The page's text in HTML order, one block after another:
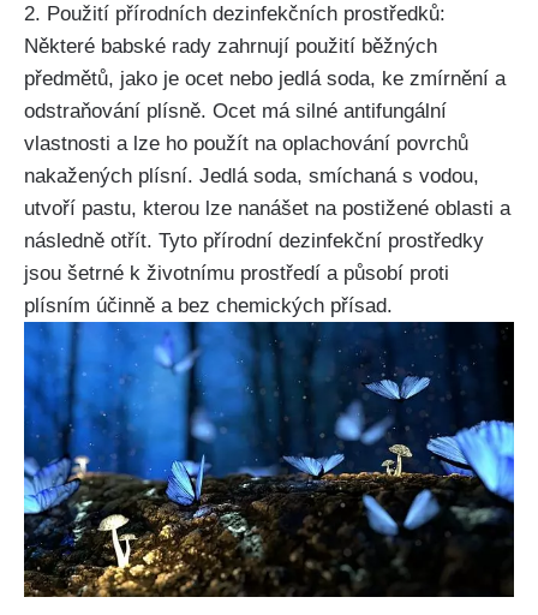
2. ‌Použití⁣ přírodních dezinfekčních prostředků:
Některé babské rady zahrnují ‍použití‍ běžných
předmětů, jako je ocet nebo jedlá soda, ke zmírnění a ​
odstraňování plísně. Ocet má silné antifungální
vlastnosti a lze ​ho použít na oplachování povrchů‍
nakažených ​plísní. Jedlá soda,‍ smíchaná s ‍vodou,
utvoří pastu, kterou lze nanášet na postižené ⁢oblasti a
následně otřít. Tyto přírodní ‌dezinfekční prostředky
jsou šetrné ⁢k životnímu prostředí a působí proti
plísním účinně a bez chemických přísad.